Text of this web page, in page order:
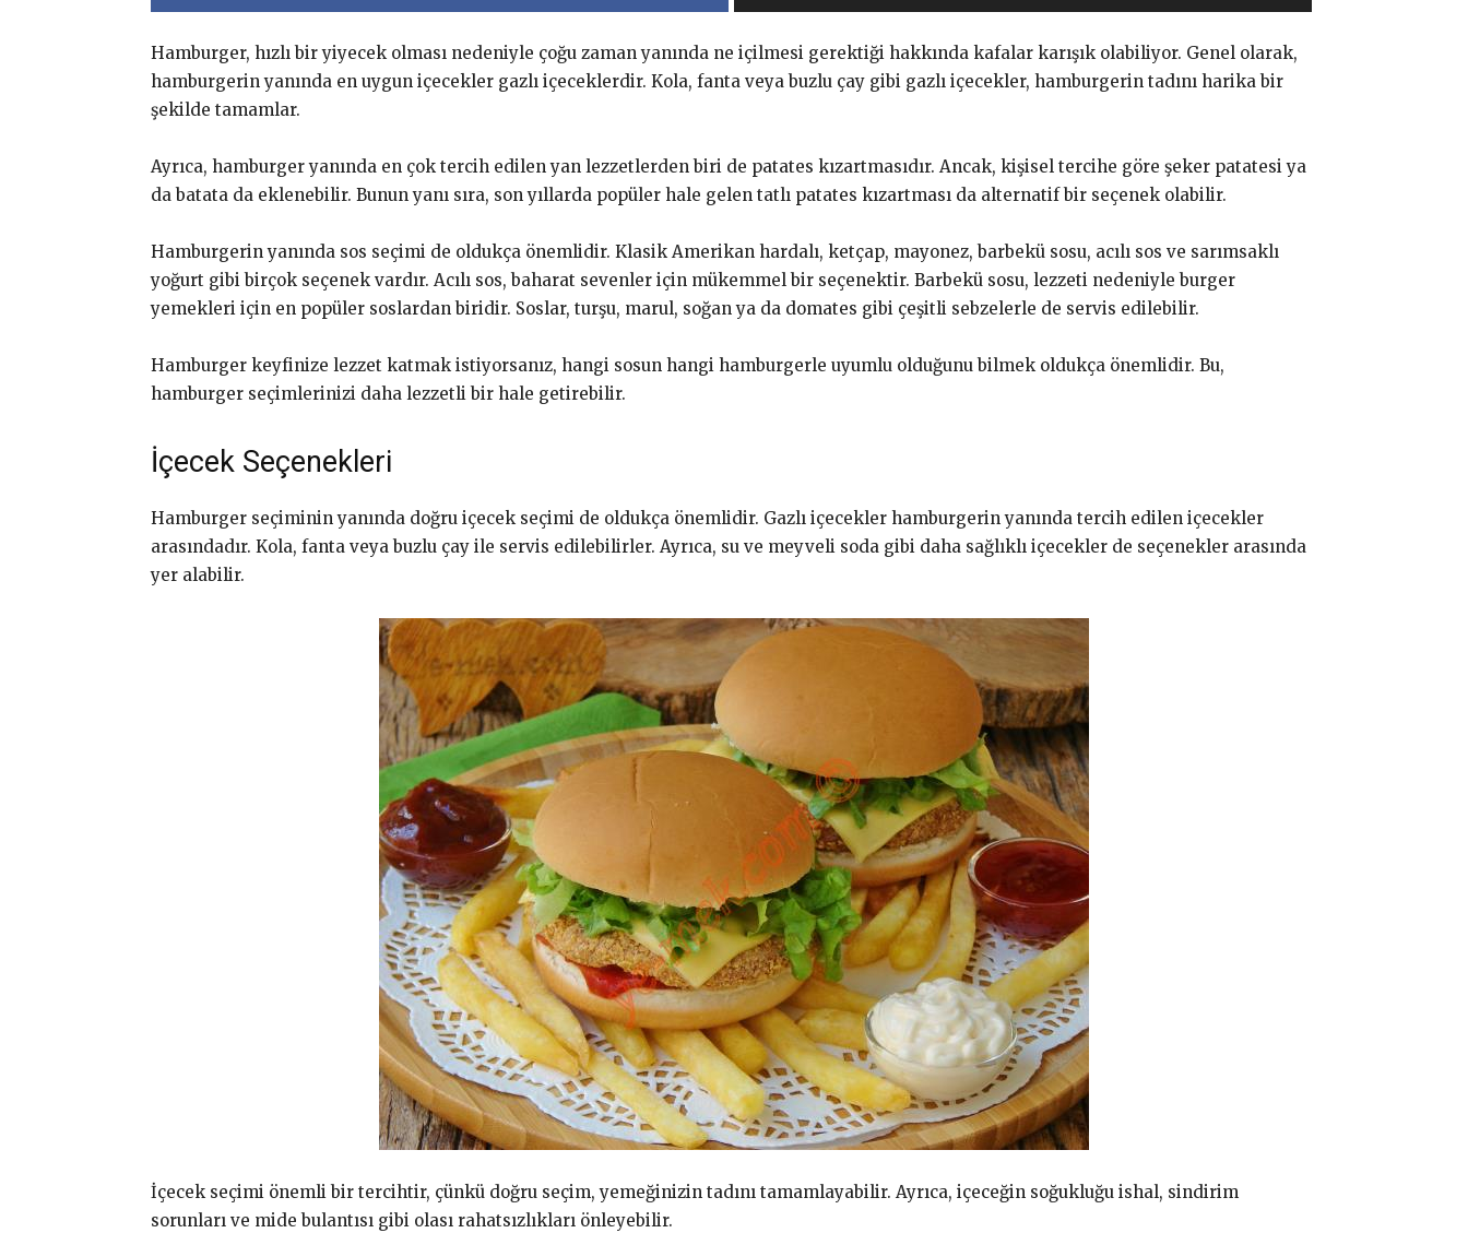
Hamburger, hızlı bir yiyecek olması nedeniyle çoğu zaman yanında ne içilmesi gerektiği hakkında kafalar karışık olabiliyor. Genel olarak,
hamburgerin yanında en uygun içecekler gazlı içeceklerdir. Kola, fanta veya buzlu çay gibi gazlı içecekler, hamburgerin tadını harika bir
şekilde tamamlar.
Ayrıca, hamburger yanında en çok tercih edilen yan lezzetlerden biri de patates kızartmasıdır. Ancak, kişisel tercihe göre şeker patatesi ya
da batata da eklenebilir. Bunun yanı sıra, son yıllarda popüler hale gelen tatlı patates kızartması da alternatif bir seçenek olabilir.
Hamburgerin yanında sos seçimi de oldukça önemlidir. Klasik Amerikan hardalı, ketçap, mayonez, barbekü sosu, acılı sos ve sarımsaklı
yoğurt gibi birçok seçenek vardır. Acılı sos, baharat sevenler için mükemmel bir seçenektir. Barbekü sosu, lezzeti nedeniyle burger
yemekleri için en popüler soslardan biridir. Soslar, turşu, marul, soğan ya da domates gibi çeşitli sebzelerle de servis edilebilir.
Hamburger keyfinize lezzet katmak istiyorsanız, hangi sosun hangi hamburgerle uyumlu olduğunu bilmek oldukça önemlidir. Bu,
hamburger seçimlerinizi daha lezzetli bir hale getirebilir.
İçecek Seçenekleri
Hamburger seçiminin yanında doğru içecek seçimi de oldukça önemlidir. Gazlı içecekler hamburgerin yanında tercih edilen içecekler
arasındadır. Kola, fanta veya buzlu çay ile servis edilebilirler. Ayrıca, su ve meyveli soda gibi daha sağlıklı içecekler de seçenekler arasında
yer alabilir.
İçecek seçimi önemli bir tercihtir, çünkü doğru seçim, yemeğinizin tadını tamamlayabilir. Ayrıca, içeceğin soğukluğu ishal, sindirim
sorunları ve mide bulantısı gibi olası rahatsızlıkları önleyebilir.